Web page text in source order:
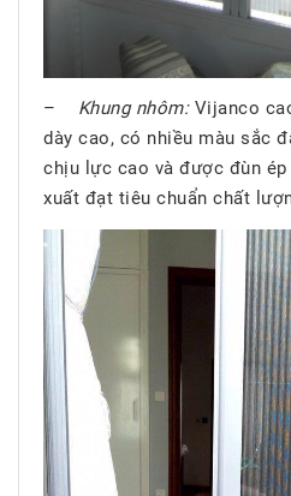
– Khung nhôm:Vijanco
dày cao, có nhiều màu sắc
chịu lực cao và được đùn ép
xuất đạt tiêu chuẩn chất